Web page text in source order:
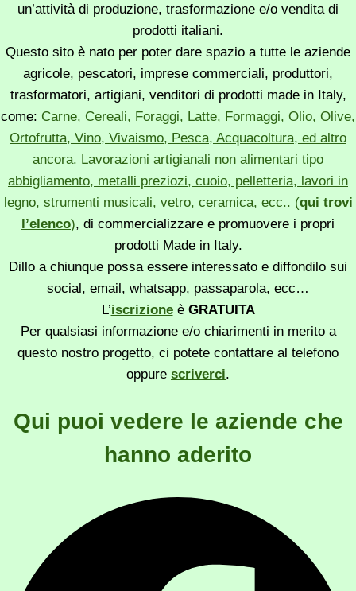
un’attività di produzione, trasformazione e/o vendita di
prodotti italiani.
Questo sito è nato per poter dare spazio a tutte le aziende
agricole, pescatori, imprese commerciali, produttori,
trasformatori, artigiani, venditori di prodotti made in Italy,
come: Carne, Cereali, Foraggi, Latte, Formaggi, Olio, Olive,
Ortofrutta, Vino, Vivaismo, Pesca, Acquacoltura, ed altro
ancora. Lavorazioni artigianali non alimentari tipo
abbigliamento, metalli preziozi, cuoio, pelletteria, lavori in
legno, strumenti musicali, vetro, ceramica, ecc.. (qui trovi
l’elenco), di commercializzare e promuovere i propri
prodotti Made in Italy.
Dillo a chiunque possa essere interessato e diffondilo sui
social, email, whatsapp, passaparola, ecc…
L’iscrizioneè GRATUITA
Per qualsiasi informazione e/o chiarimenti in merito a
questo nostro progetto, ci potete contattare al telefono
oppure scriverci.
Qui puoi vedere le aziende che
hanno aderito